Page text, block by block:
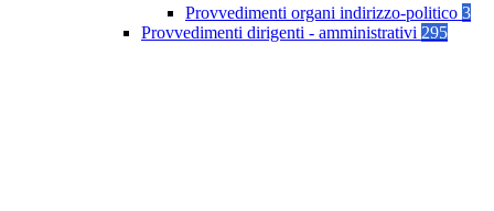
Provvedimenti organi indirizzo-politico 3
Provvedimenti dirigenti - amministrativi 295